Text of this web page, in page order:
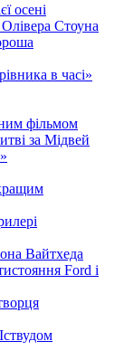
осені
Олівера Стоуна
в часі»
фільмом
за Мідвей
Вайтхеда
Ford і